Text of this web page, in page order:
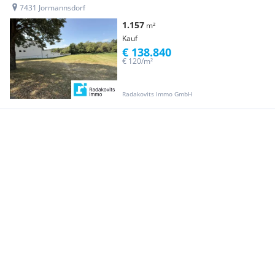
7431 Jormannsdorf
1.157 m²
Kauf
Radakovits Immo GmbH
€ 120/m²
€ 138.840